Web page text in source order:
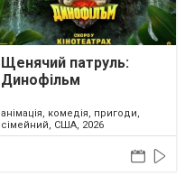
Щенячий патруль:
Динофільм
анімація, комедія, пригоди,
сімейний, США, 2026